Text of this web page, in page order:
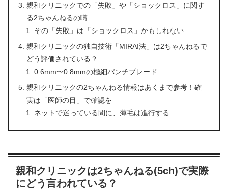
親和クリニックでの「失敗」や「ショックロス」に関す
る2ちゃんねるの噂
その「失敗」は「ショックロス」かもしれない
親和クリニックの独自技術「MIRAI法」は2ちゃんねるで
どう評価されている？
0.6mm〜0.8mmの極細パンチブレード
親和クリニックの2ちゃんねる情報はあくまで参考！確
実は「医師の目」で確認を
ネットで迷っている間に、薄毛は進行する
親和クリニックは2ちゃんねる(5ch)で実際
にどう言われている？